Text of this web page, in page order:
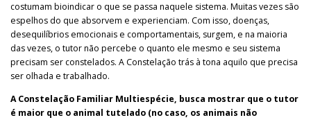
costumam bioindicar o que se passa naquele sistema. Muitas vezes são
espelhos do que absorvem e experienciam. Com isso, doenças,
desequilíbrios emocionais e comportamentais, surgem, e na maioria
das vezes, o tutor não percebe o quanto ele mesmo e seu sistema
precisam ser constelados. A Constelação trás à tona aquilo que precisa
ser olhada e trabalhado.
A Constelação Familiar Multiespécie, busca mostrar que o tutor
é maior que o animal tutelado (no caso, os animais não